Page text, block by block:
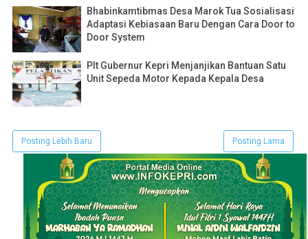
Bhabinkamtibmas Desa Marok Tua Sosialisasi
Adaptasi Kebiasaan Baru Dengan Cara Door to
Door System
Plt Gubernur Kepri Menjanjikan Bantuan Satu
Unit Sepeda Motor Kepada Kepala Desa
Posting Lebih Baru Posting Lama